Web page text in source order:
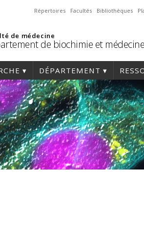
Répertoires Facultés Bibliothèques
de médecine
de biochimie et
DÉPARTEMENT